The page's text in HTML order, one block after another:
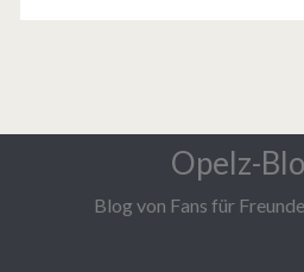
Opelz-
Blog von Fans für